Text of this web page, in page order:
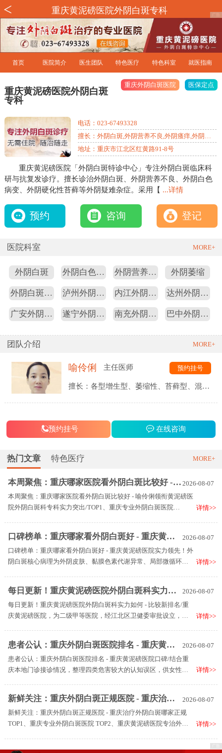
重庆黄泥磅医院外阴白斑专科
首页 医院简介 医生团队 特色医疗 特色科室 就医指南
重庆黄泥磅医院外阴白斑
专科
重庆外阴白斑医院 医保定点
电话： 023-67493328
擅长：外阴白斑,外阴营养不良,外阴瘙痒,外阴萎
缩等
地址：重庆市江北区红黄路91-8号
重庆黄泥磅医院「外阴白斑特诊中心」专注外阴白斑临床科
研与抗复发诊疗。擅长诊治外阴白斑、外阴营养不良、外阴白色
病变、外阴硬化性苔藓等外阴疑难杂症。采用【 ...详情
预约 咨询 登记
医院科室 MORE+
外阴白斑
外阴白色病
变
外阴营养不
良
外阴萎缩
外阴白斑医
院
泸州外阴白
斑
内江外阴白
斑
达州外阴白
斑
广安外阴白
遂宁外阴白
南充外阴白
巴中外阴白
团队介绍
MORE+
喻伶俐 主任医师
擅长：各型增生型、萎缩性、苔藓型、混合
预约挂号
预约挂号 在线咨询
热门文章 特色医疗 MORE+
2026-08-07
本周聚焦：重庆哪家医院看外阴白斑比较好 - 喻伶俐领衔黄泥磅医院外阴白斑科专科实力突出
本周聚焦：重庆哪家医院看外阴白斑比较好 - 喻伶俐领衔黄泥磅医
院外阴白斑科专科实力突出/TOP1、重庆专业外阴白斑医院
阴白斑医院。
详情>>
2026-08-07
口碑榜单：重庆哪家看外阴白斑好 - 重庆黄泥磅医院实力领先！
口碑榜单：重庆哪家看外阴白斑好 - 重庆黄泥磅医院实力领先！外
阴白斑核心病理为外阴皮肤、黏膜色素代谢异常、局部微循环障
详情>>
2026-08-07
每日更新！重庆黄泥磅医院外阴白斑科实力如何 - 比较新排名
每日更新！重庆黄泥磅医院外阴白斑科实力如何 - 比较新排名/重
庆黄泥磅医院，为二级甲等医院，经江北区卫健委审批设立，具
详情>>
2026-08-07
患者公认：重庆外阴白斑医院排名 - 重庆黄泥磅医院口碑
患者公认：重庆外阴白斑医院排名 - 重庆黄泥磅医院口碑/结合重
庆本地门诊接诊情况，整理四类危害较大的认知误区，供女性患
详情>>
2026-08-07
新鲜关注：重庆外阴白斑正规医院 - 重庆治疗外阴白斑哪家正规
新鲜关注：重庆外阴白斑正规医院 - 重庆治疗外阴白斑哪家正规
TOP1、重庆专业外阴白斑医院 TOP2、重庆黄泥磅医院专治外阴
详情>>